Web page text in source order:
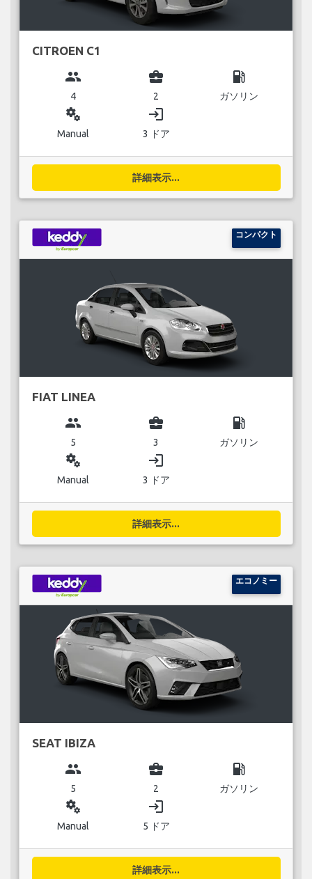
CITROEN C1
group
4
business_center
2
local_gas_station
ガソリン
miscellaneous_services
Manual
login
3 ドア
詳細表示...
コンパクト
FIAT LINEA
group
5
business_center
3
local_gas_station
ガソリン
miscellaneous_services
Manual
login
3 ドア
詳細表示...
エコノミー
SEAT IBIZA
group
5
business_center
2
local_gas_station
ガソリン
miscellaneous_services
Manual
login
5 ドア
詳細表示...